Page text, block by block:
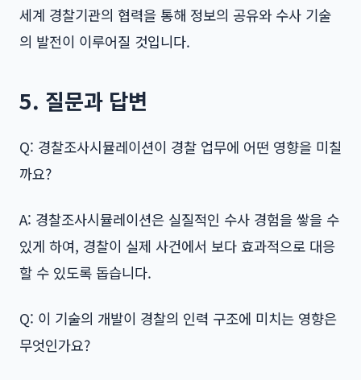
세계 경찰기관의 협력을 통해 정보의 공유와 수사 기술
의 발전이 이루어질 것입니다.
5. 질문과 답변
Q: 경찰조사시뮬레이션이 경찰 업무에 어떤 영향을 미칠
까요?
A: 경찰조사시뮬레이션은 실질적인 수사 경험을 쌓을 수
있게 하여, 경찰이 실제 사건에서 보다 효과적으로 대응
할 수 있도록 돕습니다.
Q: 이 기술의 개발이 경찰의 인력 구조에 미치는 영향은
무엇인가요?